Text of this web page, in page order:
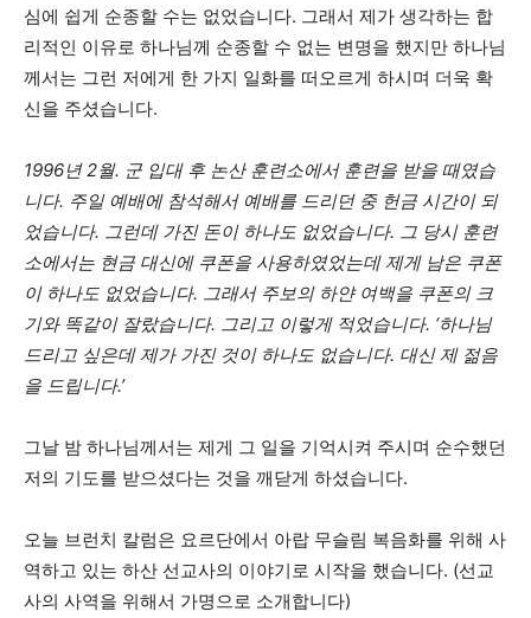
심에 쉽게 순종할 수는 없었습니다. 그래서 제가 생각하는 합
리적인 이유로 하나님께 순종할 수 없는 변명을 했지만 하나님
께서는 그런 저에게 한 가지 일화를 떠오르게 하시며 더욱 확
신을 주셨습니다.
1996년 2월. 군 입대 후 논산 훈련소에서 훈련을 받을 때였습
니다. 주일 예배에 참석해서 예배를 드리던 중 헌금 시간이 되
었습니다. 그런데 가진 돈이 하나도 없었습니다. 그 당시 훈련
소에서는 현금 대신에 쿠폰을 사용하였었는데 제게 남은 쿠폰
이 하나도 없었습니다. 그래서 주보의 하얀 여백을 쿠폰의 크
기와 똑같이 잘랐습니다. 그리고 이렇게 적었습니다. ‘하나님
드리고 싶은데 제가 가진 것이 하나도 없습니다. 대신 제 젊음
을 드립니다.’
그날 밤 하나님께서는 제게 그 일을 기억시켜 주시며 순수했던
저의 기도를 받으셨다는 것을 깨닫게 하셨습니다.
오늘 브런치 칼럼은 요르단에서 아랍 무슬림 복음화를 위해 사
역하고 있는 하산 선교사의 이야기로 시작을 했습니다. (선교
사의 사역을 위해서 가명으로 소개합니다)